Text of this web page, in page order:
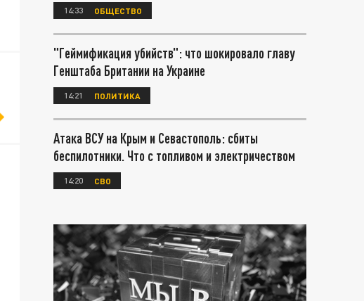
14:33 ОБЩЕСТВО
"Геймификация убийств": что шокировало главу
Генштаба Британии на Украине
14:21 ПОЛИТИКА
Атака ВСУ на Крым и Севастополь: сбиты
беспилотники. Что с топливом и электричеством
14:20 СВО